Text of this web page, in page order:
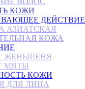
КОЖИ
ДЕЙСТВИЕ
АЗИАТСКАЯ
КОЖА
ЖЕНЬШЕНЯ
МЯТЫ
КОЖИ
ДЛЯ ЛИЦА